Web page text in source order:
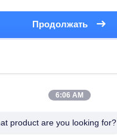
Продолжать
Продукты
6:06 AM
product are you looking for?